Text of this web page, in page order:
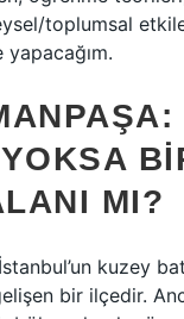
toplumsal
MI?
kuzey
bir ilçedir.